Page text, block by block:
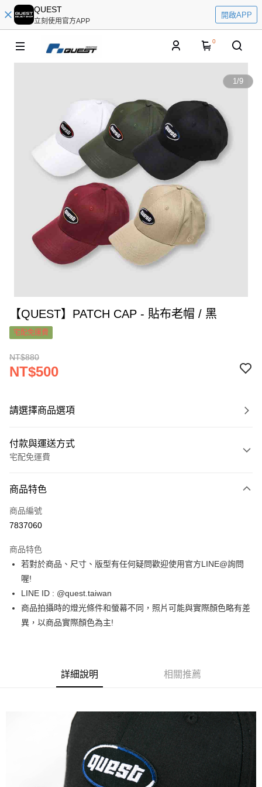
QUEST
立刻使用官方APP
開啟APP
0
1/9
【QUEST】PATCH CAP - 貼布老帽 / 黑
宅配免運費
NT$880
NT$500
請選擇商品選項
付款與運送方式
宅配免運費
信用卡一次付款
超商取貨付款
街口支付
ATM付款
運送方式
每筆NT$80，滿NT$1,000(含以上)免運費
付款後門市自取
商品特色
商品編號
7837060
商品特色
若對於商品、尺寸、版型有任何疑問歡迎使用官方LINE@詢問
喔!
LINE ID : @quest.taiwan
商品拍攝時的燈光條件和螢幕不同，照片可能與實際顏色略有差
異，以商品實際顏色為主!
詳細說明 相關推薦